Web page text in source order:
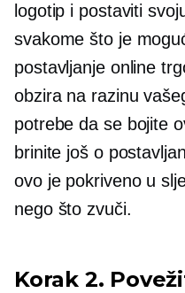
logotip i postaviti
svakome što je
postavljanje online
obzira na razinu
potrebe da se bojite
brinite još o
ovo je pokriveno u
nego što zvuči.
Korak 2.